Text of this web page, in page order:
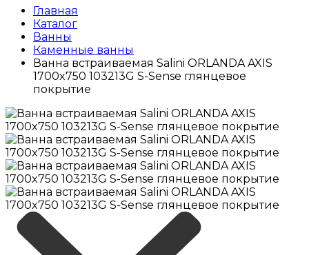
Главная
Каталог
Ванны
Каменные ванны
Ванна встраиваемая Salini ORLANDA AXIS
1700x750 103213G S-Sense глянцевое
покрытие